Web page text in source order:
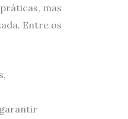
mas
Entre os